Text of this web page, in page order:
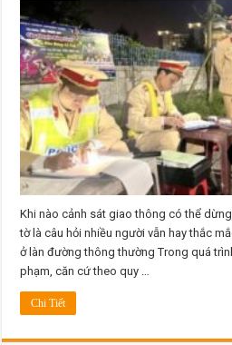
Khi nào cảnh sát giao thông có thể
tờ là câu hỏi nhiều người vẫn hay thắc
ở làn đường thông thường Trong quá
phạm, căn cứ theo quy …
Chi Tiết